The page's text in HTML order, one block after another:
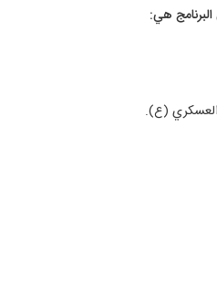
البرنامج هي: